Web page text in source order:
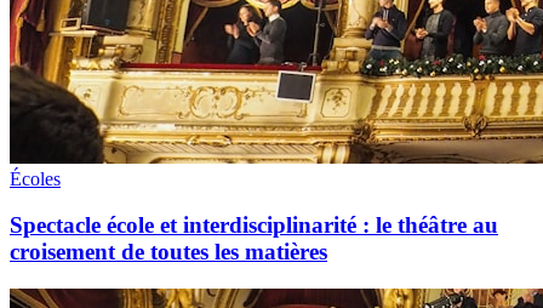
Écoles
Spectacle école et interdisciplinarité : le théâtre au
croisement de toutes les matières